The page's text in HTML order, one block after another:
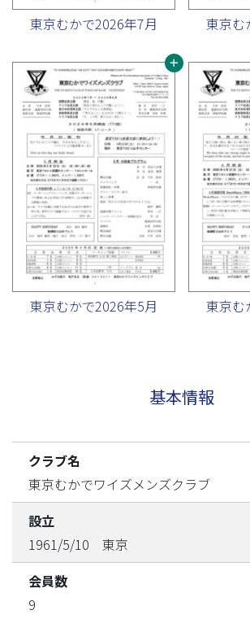
東京むかで2026年7月 東京む
東京むかで2026年5月 東京む
基本情報
クラブ名
東京むかでワイズメンズクラブ
設立
1961/5/10 東京
会員数
9